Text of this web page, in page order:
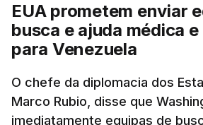
EUA prometem enviar
busca e ajuda médica
para Venezuela
O chefe da diplomacia dos
Marco Rubio, disse que
imediatamente equipas de